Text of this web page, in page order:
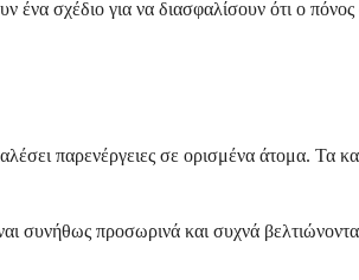
σχέδιο για να διασφαλίσουν ότι ο
παρενέργειες σε ορισμένα άτομα. Τα
συνήθως προσωρινά και συχνά